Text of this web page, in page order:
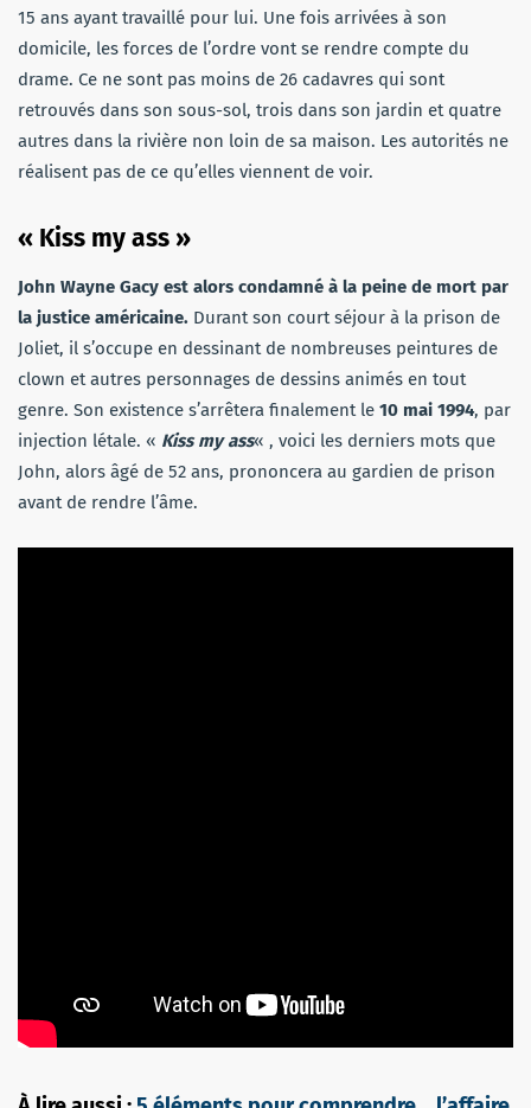
15 ans ayant travaillé pour lui. Une fois arrivées à son
domicile, les forces de l’ordre vont se rendre compte du
drame. Ce ne sont pas moins de 26 cadavres qui sont
retrouvés dans son sous-sol, trois dans son jardin et quatre
autres dans la rivière non loin de sa maison. Les autorités ne
réalisent pas de ce qu’elles viennent de voir.
« Kiss my ass »
John Wayne Gacy est alors condamné à la peine de mort par
la justice américaine. Durant son court séjour à la prison de
Joliet, il s’occupe en dessinant de nombreuses peintures de
clown et autres personnages de dessins animés en tout
genre. Son existence s’arrêtera finalement le 10 mai 1994, par
injection létale. « Kiss my ass« , voici les derniers mots que
John, alors âgé de 52 ans, prononcera au gardien de prison
avant de rendre l’âme.